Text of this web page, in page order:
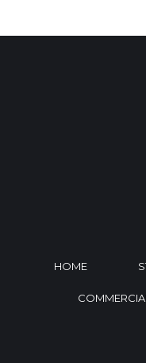
HOME